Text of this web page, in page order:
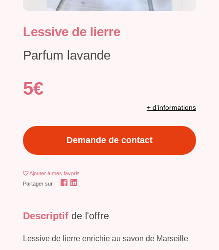
Lessive de lierre
Parfum lavande
5€
+ d'informations
Demande de contact
Ajouter à mes favoris
Partager sur
Descriptif de l'offre
Lessive de lierre enrichie au savon de Marseille